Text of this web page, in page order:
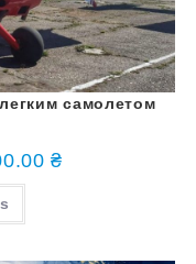
самолетом
₴